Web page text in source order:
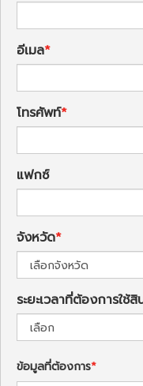
อีเมล
โทรศัพท์
แฟกซ์
จังหวัด
ระยะเวลาที่ต้องการใช้สิ
ข้อมูลที่ต้องการ